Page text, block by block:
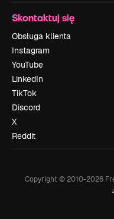
Skontaktuj się
Obsługa klienta
Instagram
YouTube
LinkedIn
TikTok
Discord
X
Reddit
Copyright © 2010-2026